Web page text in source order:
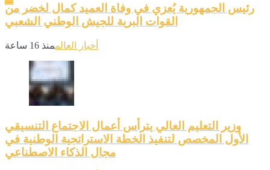
رئيس الجمهورية يُعزي في وفاة العميد كمال لخضر من
القوات البرية للجيش الوطني الشعبي
أخبار العالممنذ 16 ساعة
وزير التعليم العالي يترأس أعمال الاجتماع التنسيقي
الأول المخصص لتنفيذ الخطة الاستراتجية الوطنية في
مجال الذكاء الاصطناعي